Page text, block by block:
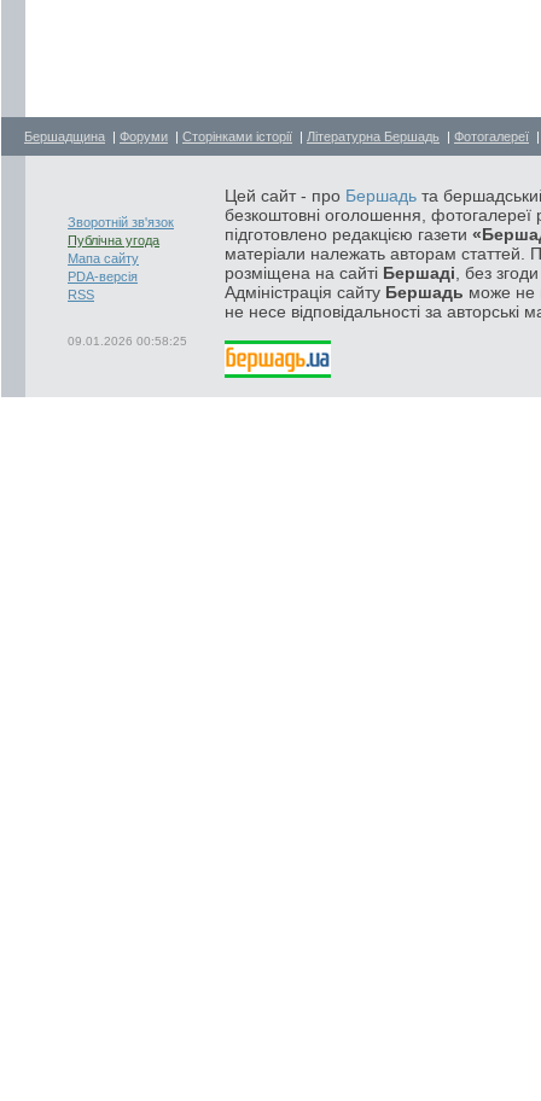
Бершадщина | Форуми | Сторінками історії | Літературна Бершадь | Фотогалереї
Зворотній зв'язок
Публічна угода
Мапа сайту
PDA-версія
RSS
09.01.2026 00:58:25
Цей сайт - про Бершадь та
безкоштовні оголошення, фотогалереї
підготовлено редакцією газети
матеріали належать авторам статтей.
розміщена на сайті Бершаді , без
Адміністрація сайту Бершадь може не
не несе відповідальності за авторські